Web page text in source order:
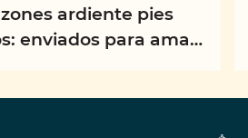
ardiente pies
enviados para amar